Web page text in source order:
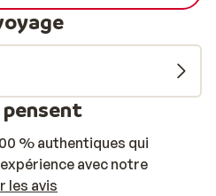
pensent
% authentiques qui
avec notre
les avis